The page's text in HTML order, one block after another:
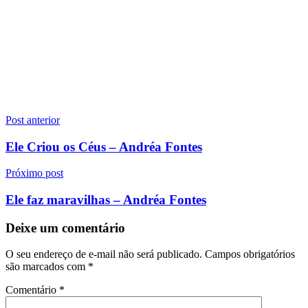
Navegação
de
Post anterior
Ele Criou os Céus – Andréa Fontes
Próximo post
Ele faz maravilhas – Andréa Fontes
Deixe um comentário
O seu endereço de e-mail não será publicado. Campos obrigatórios
são marcados com *
Comentário *